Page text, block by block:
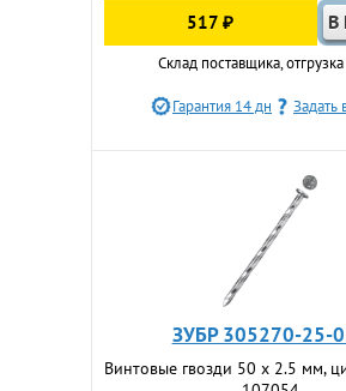
517 ₽
Склад поставщика,
Гарантия 14 дн Задать
ЗУБР 305270-25-
Винтовые гвозди 50 x 2.5 мм,